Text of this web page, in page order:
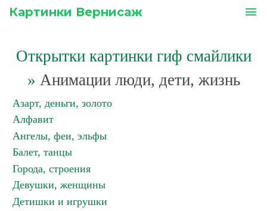
Картинки Вернисаж menu
Открытки картинки гиф смайлики
» Анимации люди, дети, жизнь
Азарт, деньги, золото
Алфавит
Ангелы, феи, эльфы
Балет, танцы
Города, строения
Девушки, женщины
Детишки и игрушки